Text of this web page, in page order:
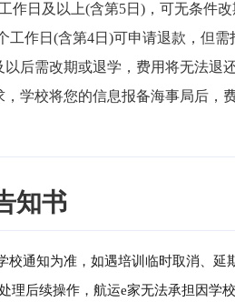
作日及以上(含第5日)，可无条件
工作日(含第4日)可申请退款，但
以后需改期或退学，费用将无法退
，学校将您的信息报备海事局后，
知书
校通知为准，如遇培训临时取消、
理后续操作，航运e家无法承担因学